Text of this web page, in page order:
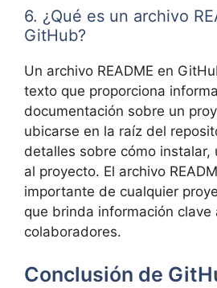
6. ¿Qué es un archivo
GitHub?
Un archivo README en
texto que proporciona
documentación sobre un
ubicarse en la raíz del
detalles sobre cómo instalar,
al proyecto. El archivo
importante de cualquier
que brinda información clave
colaboradores.
Conclusión de